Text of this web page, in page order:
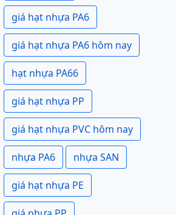
giá hạt nhựa PA6
giá hạt nhựa PA6 hôm nay
hạt nhựa PA66
giá hạt nhựa PP
giá hạt nhựa PVC hôm nay
nhựa PA6 nhựa SAN
giá hạt nhựa PE